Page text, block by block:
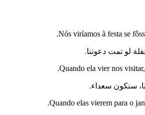
Nós viríamos à festa se
لو تمت دعوتنا.
Quando ela vier nos
سنكون سعداء.
Quando elas vierem para o